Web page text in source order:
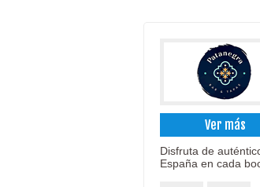
Ver más
Disfruta de
España en cada